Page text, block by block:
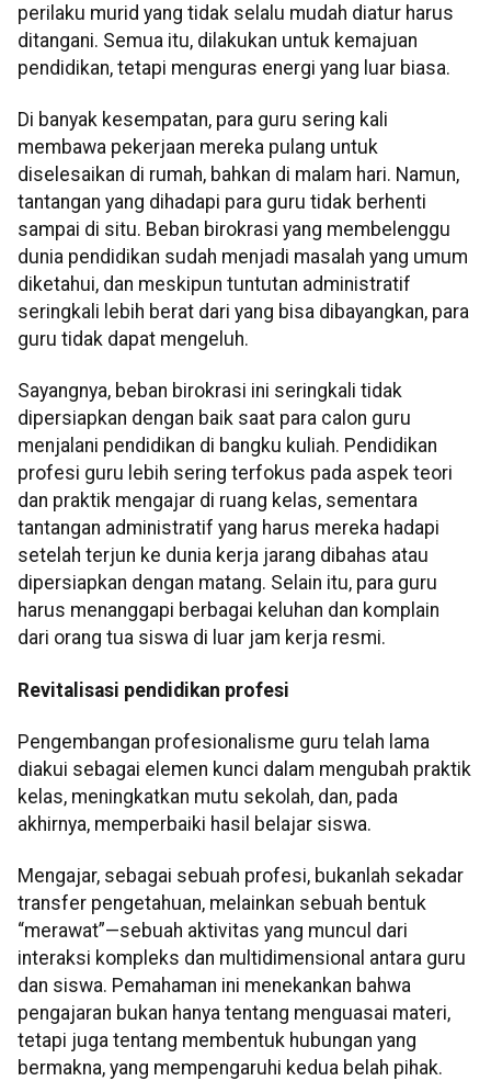
perilaku murid yang tidak selalu mudah diatur harus
ditangani. Semua itu, dilakukan untuk kemajuan
pendidikan, tetapi menguras energi yang luar biasa.
Di banyak kesempatan, para guru sering kali
membawa pekerjaan mereka pulang untuk
diselesaikan di rumah, bahkan di malam hari. Namun,
tantangan yang dihadapi para guru tidak berhenti
sampai di situ. Beban birokrasi yang membelenggu
dunia pendidikan sudah menjadi masalah yang umum
diketahui, dan meskipun tuntutan administratif
seringkali lebih berat dari yang bisa dibayangkan, para
guru tidak dapat mengeluh.
Sayangnya, beban birokrasi ini seringkali tidak
dipersiapkan dengan baik saat para calon guru
menjalani pendidikan di bangku kuliah. Pendidikan
profesi guru lebih sering terfokus pada aspek teori
dan praktik mengajar di ruang kelas, sementara
tantangan administratif yang harus mereka hadapi
setelah terjun ke dunia kerja jarang dibahas atau
dipersiapkan dengan matang. Selain itu, para guru
harus menanggapi berbagai keluhan dan komplain
dari orang tua siswa di luar jam kerja resmi.
Revitalisasi pendidikan profesi
Pengembangan profesionalisme guru telah lama
diakui sebagai elemen kunci dalam mengubah praktik
kelas, meningkatkan mutu sekolah, dan, pada
akhirnya, memperbaiki hasil belajar siswa.
Mengajar, sebagai sebuah profesi, bukanlah sekadar
transfer pengetahuan, melainkan sebuah bentuk
“merawat”—sebuah aktivitas yang muncul dari
interaksi kompleks dan multidimensional antara guru
dan siswa. Pemahaman ini menekankan bahwa
pengajaran bukan hanya tentang menguasai materi,
tetapi juga tentang membentuk hubungan yang
bermakna, yang mempengaruhi kedua belah pihak.